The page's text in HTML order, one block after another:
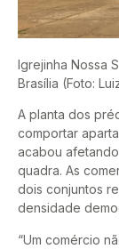
Igrejinha Nossa
Brasília (Foto:
A planta dos
comportar
acabou
quadra. As
dois conjuntos
densidade
“Um comércio